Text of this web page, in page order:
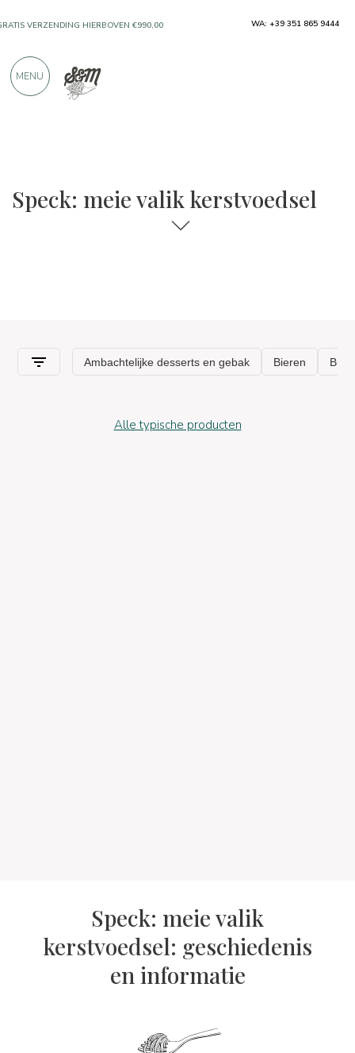
Speck: meie valik kerstvoedsel
Alle typische producten
Speck: meie valik
kerstvoedsel: geschiedenis
en informatie
VERZENDING HIERBOVEN €990,00
PRODUCTEN VAN UITSTEKENDE
WA: +39 351 865 9444
MENU